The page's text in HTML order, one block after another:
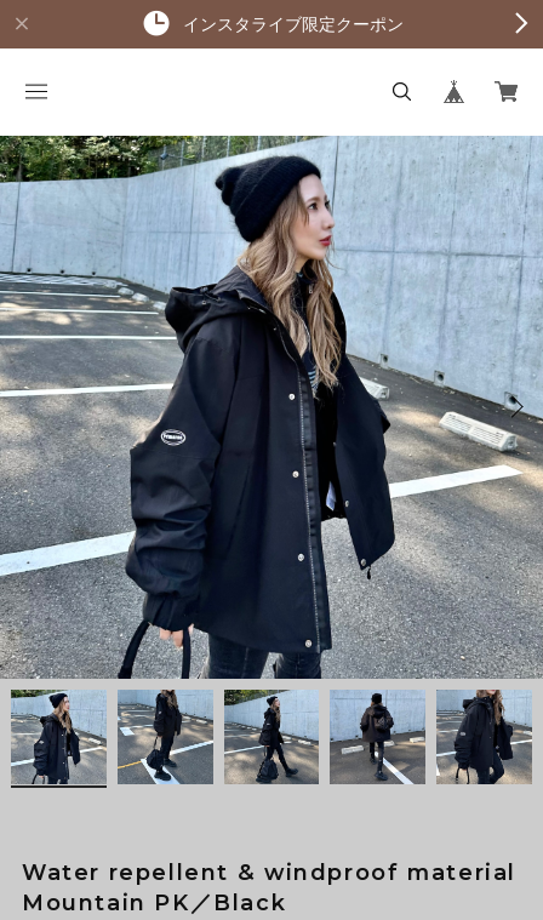
インスタライブ限定クーポン
Water repellent & windproof material
Mountain PK／Black